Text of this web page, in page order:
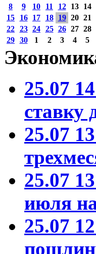
8
9 10 11 12 13
14
15
16 17 18 19 20 21
22 23 24 25 26 27 28
29 30 1 2 3 4 5
25.07
ставку
25.07
25.07
июля
25.07